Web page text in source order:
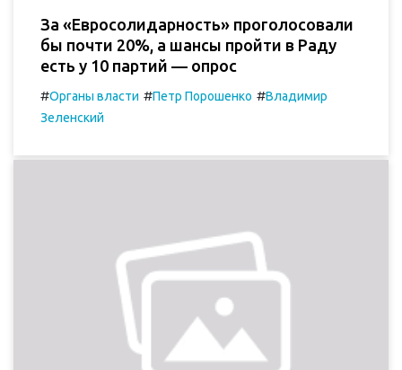
За «Евросолидарность» проголосовали
бы почти 20%, а шансы пройти в Раду
есть у 10 партий — опрос
#Органы власти #Петр Порошенко #Владимир
Зеленский